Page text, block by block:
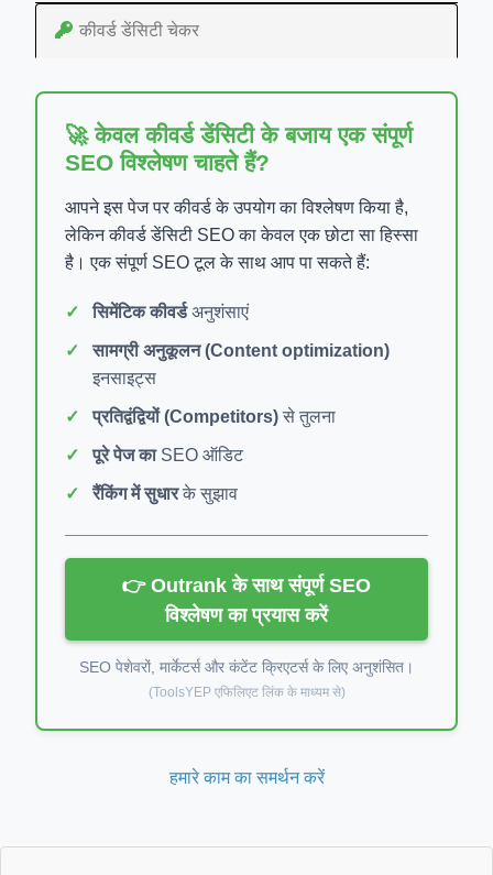
कीवर्ड डेंसिटी चेकर
🚀 केवल कीवर्ड डेंसिटी के बजाय एक संपूर्ण
SEO विश्लेषण चाहते हैं?
आपने इस पेज पर कीवर्ड के उपयोग का विश्लेषण किया है,
लेकिन कीवर्ड डेंसिटी SEO का केवल एक छोटा सा हिस्सा
है। एक संपूर्ण SEO टूल के साथ आप पा सकते हैं:
सिमेंटिक कीवर्डअनुशंसाएं
सामग्री अनुकूलन (Content optimization)
इनसाइट्स
प्रतिद्वंद्वियों (Competitors) से तुलना
पूरे पेज काSEO ऑडिट
रैंकिंग में सुधारके सुझाव
👉 Outrank के साथ संपूर्ण SEO
विश्लेषण का प्रयास करें
SEO पेशेवरों, मार्केटर्स और कंटेंट क्रिएटर्स के लिए अनुशंसित।
(ToolsYEP एफिलिएट लिंक के माध्यम से)
हमारे काम का समर्थन करें